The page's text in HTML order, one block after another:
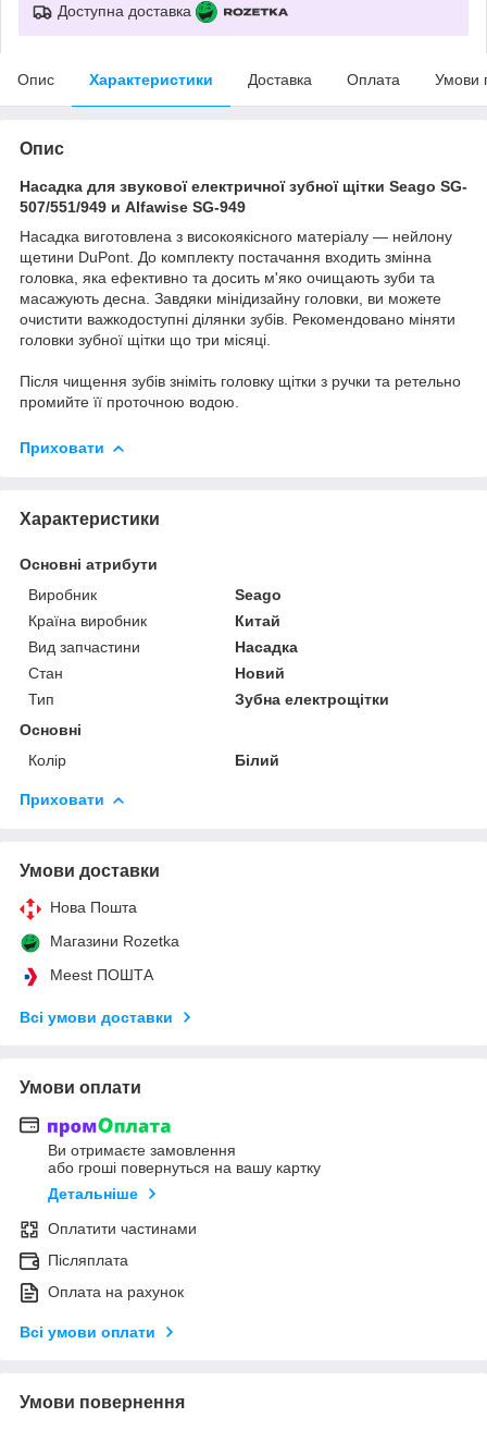
Доступна доставка
Опис Характеристики Доставка Оплата Умови
Опис
Насадка для звукової електричної зубної щітки Seago SG-
507/551/949 и Alfawise SG-949
Насадка виготовлена з високоякісного матеріалу — нейлону
щетини DuPont. До комплекту постачання входить змінна
головка, яка ефективно та досить м'яко очищають зуби та
масажують десна. Завдяки мінідизайну головки, ви можете
очистити важкодоступні ділянки зубів. Рекомендовано міняти
головки зубної щітки що три місяці.
Після чищення зубів зніміть головку щітки з ручки та ретельно
промийте її проточною водою.
Приховати
Характеристики
Основні атрибути
Виробник
Seago
Країна виробник
Китай
Вид запчастини
Насадка
Стан
Новий
Тип
Зубна електрощітки
Основні
Колір
Білий
Приховати
Умови доставки
Нова Пошта
Магазини Rozetka
Meest ПОШТА
Всі умови доставки
Умови оплати
Ви отримаєте замовлення
або гроші повернуться на вашу картку
Детальніше
Оплатити частинами
Післяплата
Оплата на рахунок
Всі умови оплати
Умови повернення